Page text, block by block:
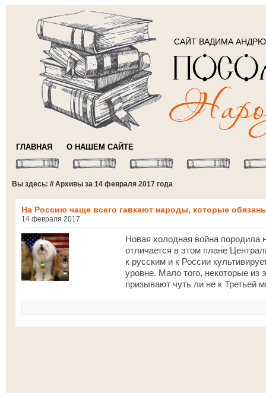
САЙТ ВАДИМА
ГЛАВНАЯ О НАШЕМ САЙТЕ
Вы здесь: // Архивы за 14 февраля 2017 года
На Россию чаще всего гавкают народы, которые
14 февраля 2017
Новая холодная война
отличается в этом плане
к русским и к России
уровне. Мало того, некоторые из
призывают чуть ли не к